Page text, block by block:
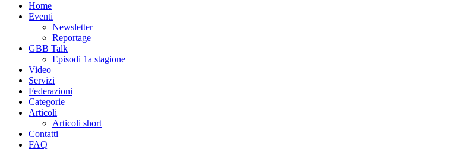
Home
Eventi
Newsletter
Reportage
GBB Talk
Episodi 1a stagione
Video
Servizi
Federazioni
Categorie
Articoli
Articoli short
Contatti
FAQ